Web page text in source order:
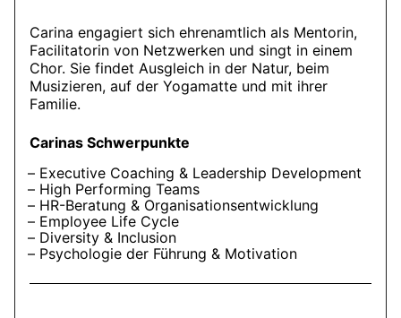
Carina engagiert sich ehrenamtlich als Mentorin,
Facilitatorin von Netzwerken und singt in einem
Chor. Sie findet Ausgleich in der Natur, beim
Musizieren, auf der Yogamatte und mit ihrer
Familie.
Carinas Schwerpunkte
Executive Coaching & Leadership Development
High Performing Teams
HR-Beratung & Organisationsentwicklung
Employee Life Cycle
Diversity & Inclusion
Psychologie der Führung & Motivation